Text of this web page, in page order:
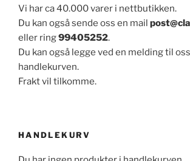
Vi har ca 40.000 varer i nettbutikken.
Du kan også sende oss en mail
eller ring99405252.
Du kan også legge ved en melding til
handlekurven.
Frakt vil tilkomme.
HANDLEKURV